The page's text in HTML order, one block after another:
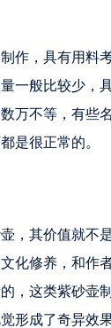
作，具有用料
一般比较少，
万不等，有些
是很正常的。
，其价值就不
化修养，和作
，这类紫砂壶
形成了奇异效